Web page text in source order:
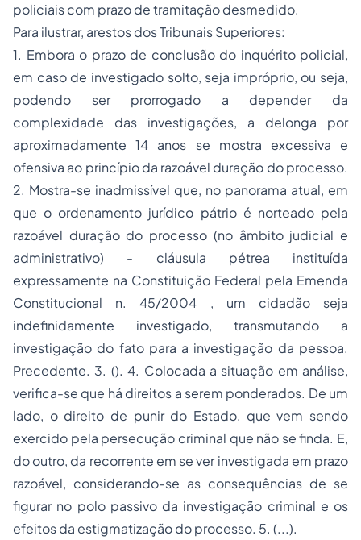
policiais com prazo de tramitação desmedido.
Para ilustrar, arestos dos Tribunais Superiores:
1. Embora o prazo de conclusão do inquérito policial,
em caso de investigado solto, seja impróprio, ou seja,
podendo ser prorrogado a depender da
complexidade das investigações, a delonga por
aproximadamente 14 anos se mostra excessiva e
ofensiva ao princípio da razoável duração do processo.
2. Mostra-se inadmissível que, no panorama atual, em
que o ordenamento jurídico pátrio é norteado pela
razoável duração do processo (no âmbito judicial e
administrativo) - cláusula pétrea instituída
expressamente na Constituição Federal pela Emenda
Constitucional n. 45/2004 , um cidadão seja
indefinidamente investigado, transmutando a
investigação do fato para a investigação da pessoa.
Precedente. 3. (). 4. Colocada a situação em análise,
verifica-se que há direitos a serem ponderados. De um
lado, o direito de punir do Estado, que vem sendo
exercido pela persecução criminal que não se finda. E,
do outro, da recorrente em se ver investigada em prazo
razoável, considerando-se as consequências de se
figurar no polo passivo da investigação criminal e os
efeitos da estigmatização do processo. 5. (...).